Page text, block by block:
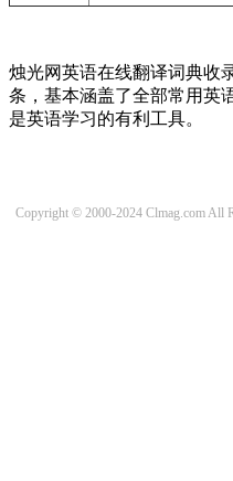
烛光网英语在线翻译词典收
条，基本涵盖了全部常用英
是英语学习的有利工具。
Copyright © 2000-2024 Clmag.com All